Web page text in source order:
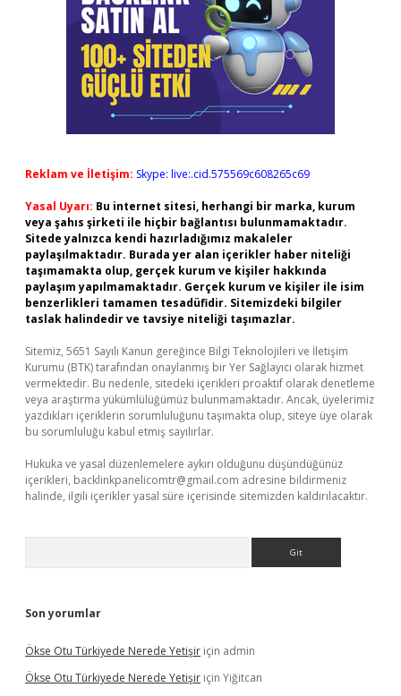
Reklam ve İletişim: Skype: live:.cid.575569c608265c69
Yasal Uyarı: Bu internet sitesi, herhangi bir marka, kurum
veya şahıs şirketi ile hiçbir bağlantısı bulunmamaktadır.
Sitede yalnızca kendi hazırladığımız makaleler
paylaşılmaktadır. Burada yer alan içerikler haber niteliği
taşımamakta olup, gerçek kurum ve kişiler hakkında
paylaşım yapılmamaktadır. Gerçek kurum ve kişiler ile isim
benzerlikleri tamamen tesadüfidir. Sitemizdeki bilgiler
taslak halindedir ve tavsiye niteliği taşımazlar.
Sitemiz, 5651 Sayılı Kanun gereğince Bilgi Teknolojileri ve İletişim
Kurumu (BTK) tarafından onaylanmış bir Yer Sağlayıcı olarak hizmet
vermektedir. Bu nedenle, sitedeki içerikleri proaktif olarak denetleme
veya araştırma yükümlülüğümüz bulunmamaktadır. Ancak, üyelerimiz
yazdıkları içeriklerin sorumluluğunu taşımakta olup, siteye üye olarak
bu sorumluluğu kabul etmiş sayılırlar.
Hukuka ve yasal düzenlemelere aykırı olduğunu düşündüğünüz
içerikleri, backlinkpanelicomtr@gmail.com adresine bildirmeniz
halinde, ilgili içerikler yasal süre içerisinde sitemizden kaldırılacaktır.
Son yorumlar
Ökse Otu Türkiyede Nerede Yetişir için admin
Ökse Otu Türkiyede Nerede Yetişir için Yiğitcan